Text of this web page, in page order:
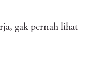
gak pernah lihat